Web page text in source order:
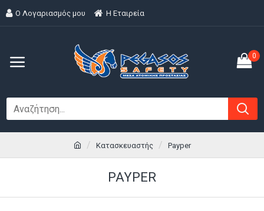
Ο Λογαριασμός μου H Εταιρεία
0
Κατασκευαστής Payper
PAYPER